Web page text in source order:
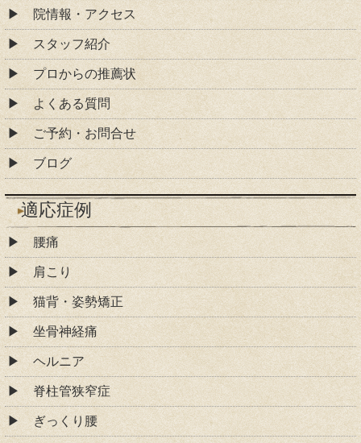
院情報・アクセス
スタッフ紹介
プロからの推薦状
よくある質問
ご予約・お問合せ
ブログ
適応症例
腰痛
肩こり
猫背・姿勢矯正
坐骨神経痛
ヘルニア
脊柱管狭窄症
ぎっくり腰